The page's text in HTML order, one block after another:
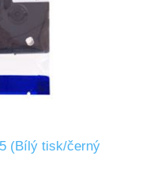
(Bílý tisk/černý